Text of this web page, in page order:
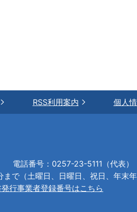
RSS利用案内 個人
電話番号：0257-23-5111（代表）
で（土曜日、日曜日、祝日、年末年
行事業者登録番号はこちら